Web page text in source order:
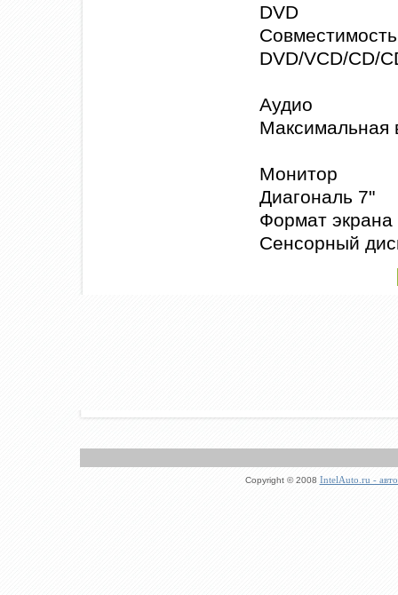
DVD
DVD/VCD/CD/
Аудио
Максимальная
Монитор
Диагональ 7"
Формат экрана
Сенсорный
Copyright © 2008 IntelAuto.ru -